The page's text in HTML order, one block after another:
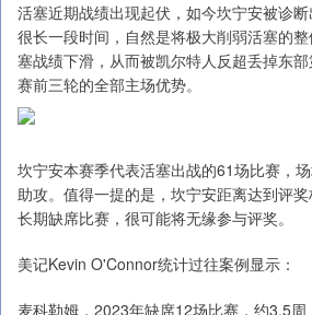
活塞近期战绩出现起伏，如今坎宁安被诊
很长一段时间，自然是将极大削弱活塞的
塞战绩下滑，从而被凯尔特人反超丢掉东
赛前三轮的全部主场优势。
坎宁安本赛季代表活塞出战的61场比赛，
助攻。值得一提的是，坎宁安距离达到评
长期缺席比赛，很可能将无缘参与评奖。
美记Kevin O'Connor统计过往案例显示：
麦科勒姆，2023年缺席12场比赛，约3.5周